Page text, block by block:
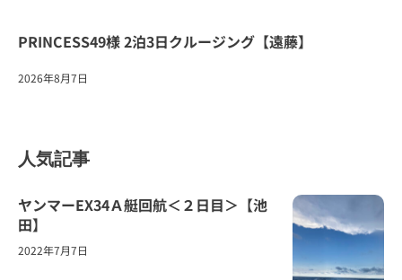
PRINCESS49様 2泊3日クルージング【遠藤】
2026年8月7日
人気記事
ヤンマーEX34Ａ艇回航＜２日目＞【池
田】
2022年7月7日